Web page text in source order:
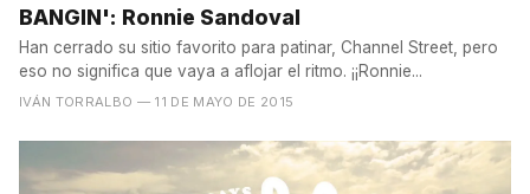
BANGIN': Ronnie Sandoval
Han cerrado su sitio favorito para patinar, Channel Street, pero
eso no significa que vaya a aflojar el ritmo. ¡¡Ronnie...
IVÁN TORRALBO — 11 DE MAYO DE 2015